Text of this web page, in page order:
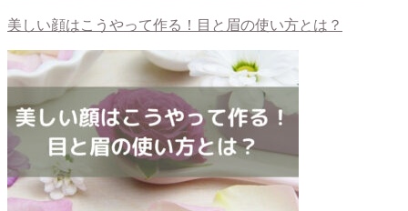
美しい顔はこうやって作る！目と眉の使い方とは？